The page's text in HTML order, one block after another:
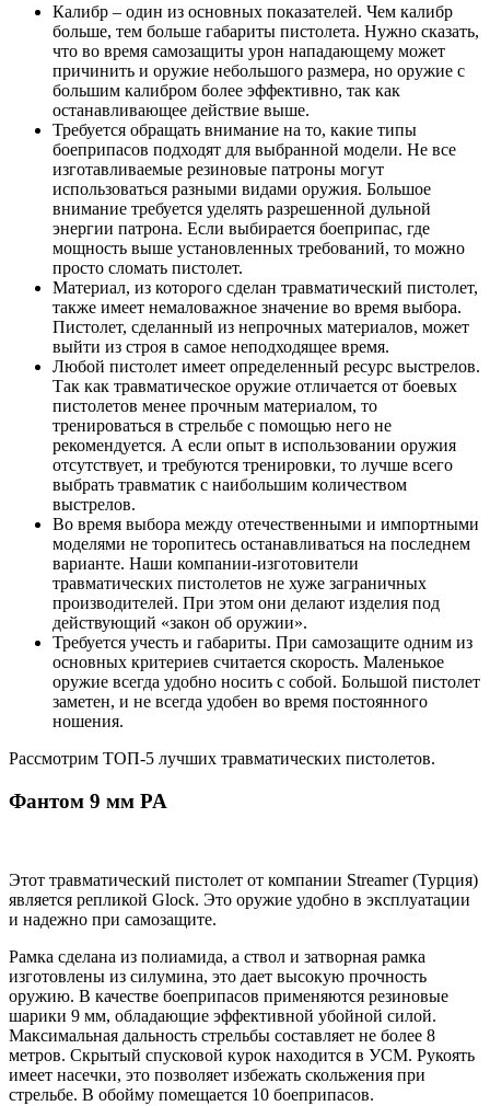
Калибр – один из основных показателей. Чем калибр
больше, тем больше габариты пистолета. Нужно сказать,
что во время самозащиты урон нападающему может
причинить и оружие небольшого размера, но оружие с
большим калибром более эффективно, так как
останавливающее действие выше.
Требуется обращать внимание на то, какие типы
боеприпасов подходят для выбранной модели. Не все
изготавливаемые резиновые патроны могут
использоваться разными видами оружия. Большое
внимание требуется уделять разрешенной дульной
энергии патрона. Если выбирается боеприпас, где
мощность выше установленных требований, то можно
просто сломать пистолет.
Материал, из которого сделан травматический пистолет,
также имеет немаловажное значение во время выбора.
Пистолет, сделанный из непрочных материалов, может
выйти из строя в самое неподходящее время.
Любой пистолет имеет определенный ресурс выстрелов.
Так как травматическое оружие отличается от боевых
пистолетов менее прочным материалом, то
тренироваться в стрельбе с помощью него не
рекомендуется. А если опыт в использовании оружия
отсутствует, и требуются тренировки, то лучше всего
выбрать травматик с наибольшим количеством
выстрелов.
Во время выбора между отечественными и импортными
моделями не торопитесь останавливаться на последнем
варианте. Наши компании-изготовители
травматических пистолетов не хуже заграничных
производителей. При этом они делают изделия под
действующий «закон об оружии».
Требуется учесть и габариты. При самозащите одним из
основных критериев считается скорость. Маленькое
оружие всегда удобно носить с собой. Большой пистолет
заметен, и не всегда удобен во время постоянного
ношения.
Рассмотрим ТОП-5 лучших травматических пистолетов.
Фантом 9 мм PA
Этот травматический пистолет от компании Streamer (Турция)
является репликой Glock. Это оружие удобно в эксплуатации
и надежно при самозащите.
Рамка сделана из полиамида, а ствол и затворная рамка
изготовлены из силумина, это дает высокую прочность
оружию. В качестве боеприпасов применяются резиновые
шарики 9 мм, обладающие эффективной убойной силой.
Максимальная дальность стрельбы составляет не более 8
метров. Скрытый спусковой курок находится в УСМ. Рукоять
имеет насечки, это позволяет избежать скольжения при
стрельбе. В обойму помещается 10 боеприпасов.